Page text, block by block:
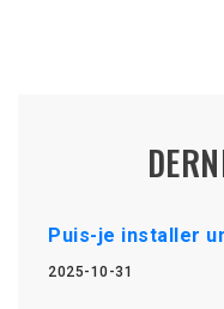
Puis-je installer
2025-10-31